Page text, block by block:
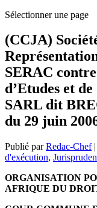
Sélectionner une page
(CCJA)
SERAC
d’Etudes et
SARL dit
du 29 juin
Publié parRedac-Chef|
d'exécution,
ORGANISATION
AFRIQUE DU